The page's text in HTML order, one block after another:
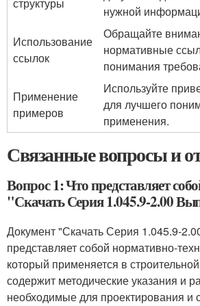
нужной
Использование
ссылок
Обращайте
нормативные
понимания
Применение
примеров
Используйте
для лучшего
применения.
Связанные вопросы и
Вопрос 1: Что представляет
"Скачать Серия 1.045.9-2.00
Документ "Скачать Серия 1.045.9-
представляет собой нормативно-
который применяется в
содержит методические указания и
необходимые для проектирования и